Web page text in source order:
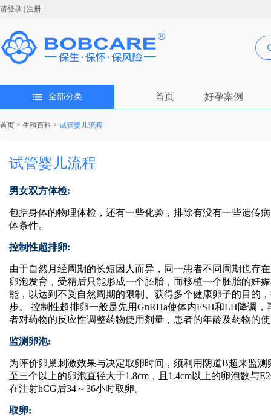
请登录 | 注册
全部分类 首页 好孕案例
首页 > 生殖百科 > 试管婴儿流程
试管婴儿流程
男女双方体检:
包括身体的物理体检，还有一些化验，排除有没有一些遗传
体条件。
控制性超排卵:
由于自然月经周期的长短因人而异，同一患者不同周期也存
卵泡发育，受精后只能形成一个胚胎，而移植一个胚胎的妊
能，以达到不受自然周期的限制、获得多个健康卵子的目的
步。 控制性超排卵一般是先用GnRHa使体内FSH和LH降调
者对药物的反应性调整药物使用剂量，患者的年龄及药物的
监测卵泡:
为评价卵巢刺激效果与决定取卵时间，须利用阴道B超来监
至三个以上的卵泡直径大于1.8cm，且1.4cm以上的卵泡数与
在注射hCG后34～36小时取卵。
取卵: